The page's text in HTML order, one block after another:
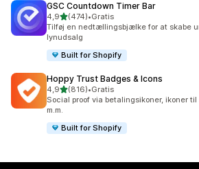
GSC Countdown Timer Bar
4,9ud af 5 stjerner
(474)
474 anmeldelser i alt
•Gratis
Tilføj en nedtællingsbjælke for at skabe
lynudsalg
Built for Shopify
Hoppy Trust Badges & Icons
4,9ud af 5 stjerner
(816)
816 anmeldelser i alt
•Gratis
Social proof via betalingsikoner, ikoner
m.m.
Built for Shopify